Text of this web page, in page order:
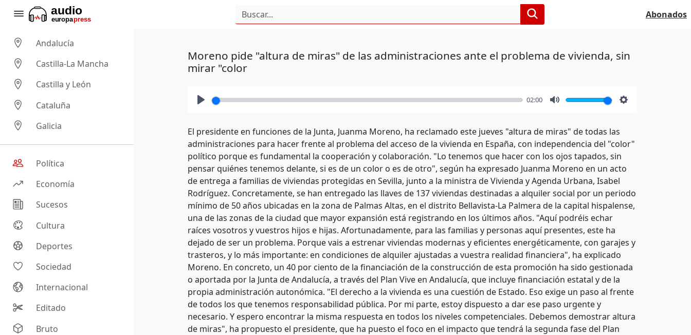
Abonados
Andalucía
Castilla-La Mancha
Castilla y León
Cataluña
Galicia
Política
Economía
Sucesos
Cultura
Deportes
Sociedad
Internacional
Editado
Bruto
Moreno pide "altura de miras" de las administraciones ante el problema de vivienda, sin
mirar "color
02:00
El presidente en funciones de la Junta, Juanma Moreno, ha reclamado este jueves "altura de miras" de todas las
administraciones para hacer frente al problema del acceso de la vivienda en España, con independencia del "color"
político porque es fundamental la cooperación y colaboración. "Lo tenemos que hacer con los ojos tapados, sin
pensar quiénes tenemos delante, si es de un color o es de otro", según ha expresado Juanma Moreno en un acto
de entrega a familias de viviendas protegidas en Sevilla, junto a la ministra de Vivienda y Agenda Urbana, Isabel
Rodríguez. Concretamente, se han entregado las llaves de 137 viviendas destinadas a alquiler social por un periodo
mínimo de 50 años ubicadas en la zona de Palmas Altas, en el distrito Bellavista-La Palmera de la capital hispalense,
una de las zonas de la ciudad que mayor expansión está registrando en los últimos años. "Aquí podréis echar
raíces vosotros y vuestros hijos e hijas. Afortunadamente, para las familias y personas aquí presentes, este ha
dejado de ser un problema. Porque vais a estrenar viviendas modernas y eficientes energéticamente, con garajes y
trasteros, y lo más importante: en condiciones de alquiler ajustadas a vuestra realidad financiera", ha explicado
Moreno. En concreto, un 40 por ciento de la financiación de la construcción de esta promoción ha sido gestionada
o aportada por la Junta de Andalucía, a través del Plan Vive en Andalucía, que incluye financiación estatal y de la
propia administración autonómica. "El derecho a la vivienda es una cuestión de Estado. Eso exige un paso al frente
de todos los que tenemos responsabilidad pública. Por mi parte, estoy dispuesto a dar ese paso urgente y
necesario. Y espero encontrar la misma respuesta en todos los niveles competenciales. Debemos demostrar altura
de miras", ha propuesto el presidente, que ha puesto el foco en el impacto que tendrá la segunda fase del Plan